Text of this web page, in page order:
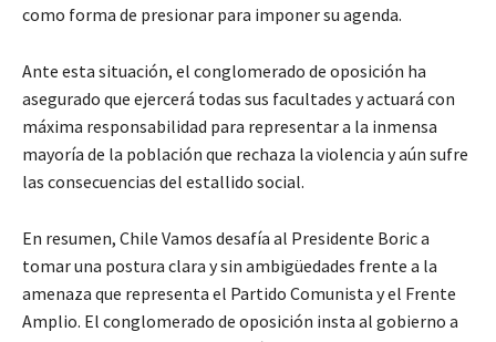
como forma de presionar para imponer su agenda.
Ante esta situación, el conglomerado de oposición ha
asegurado que ejercerá todas sus facultades y actuará con
máxima responsabilidad para representar a la inmensa
mayoría de la población que rechaza la violencia y aún sufre
las consecuencias del estallido social.
En resumen, Chile Vamos desafía al Presidente Boric a
tomar una postura clara y sin ambigüedades frente a la
amenaza que representa el Partido Comunista y el Frente
Amplio. El conglomerado de oposición insta al gobierno a